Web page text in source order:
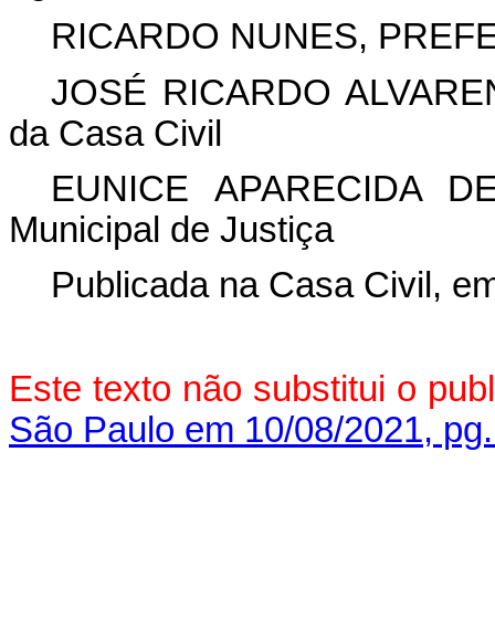
RICARDO NUNES,
JOSÉ RICARDO
da Casa Civil
EUNICE APARECIDA
Municipal de Justiça
Publicada na Casa Civil,
Este texto não substitui o
São Paulo em 10/08/2021,